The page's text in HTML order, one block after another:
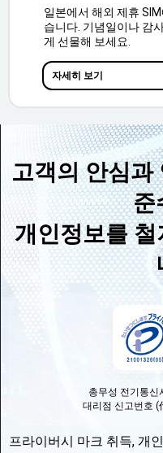
일본에서 해외 제휴
습니다. 기념일이나 감
게 선물해 보세요.
자세히 보기
고객의 안심과
준
개인정보를
총무성 전기통신
대리점 신고번호 (
프라이버시 마크 취득, 개